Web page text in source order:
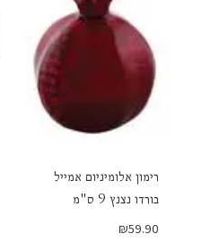
רימון אלומיניום אמייל
בורדו נצנץ 9 ס"מ
₪59.90